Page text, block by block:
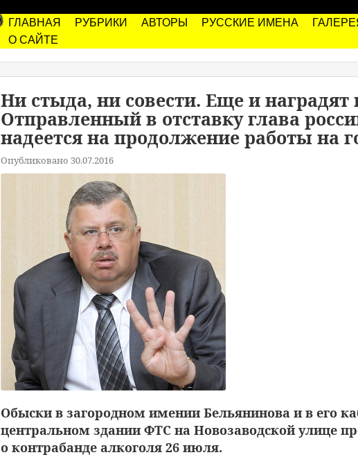
ГЛАВНАЯ РУБРИКИ АВТОРЫ РУССКИЕ ИМЕНА
О САЙТЕ
Ни стыда, ни совести. Еще и наградят
Отправленный в отставку глава
надеется на продолжение работы на
Опубликовано 30.07.2016
Обыски в загородном имении Бельянинова и в его
центральном здании ФТС на Новозаводской улице
о контрабанде алкоголя 26 июля.